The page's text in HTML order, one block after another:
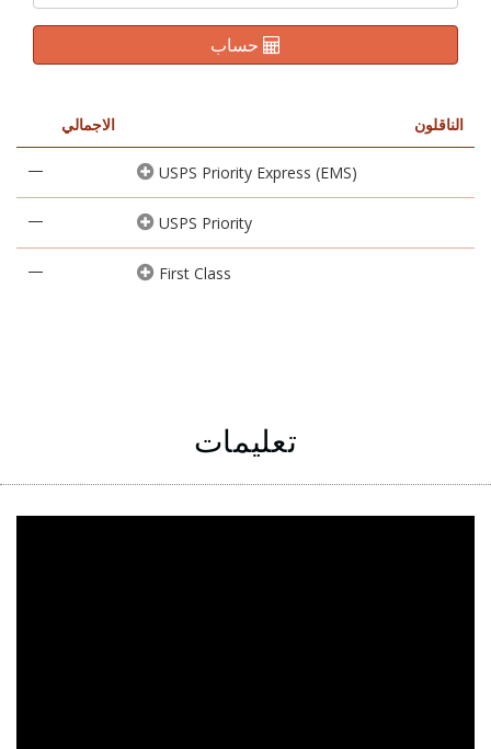
حساب
الناقلون الاجمالي
USPS Priority Express (EMS)
USPS Priority
First Class
تعليمات